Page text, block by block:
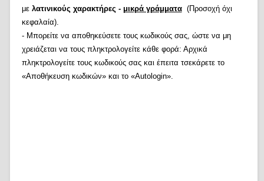
με λατινικούς χαρακτήρες - μικρά γράμματα(Προσοχή όχι
κεφαλαία).
- Μπορείτε να αποθηκεύσετε τους κωδικούς σας, ώστε να μη
χρειάζεται να τους πληκτρολογείτε κάθε φορά: Αρχικά
πληκτρολογείτε τους κωδικούς σας και έπειτα τσεκάρετε το
«Αποθήκευση κωδικών» και το «Autologin».